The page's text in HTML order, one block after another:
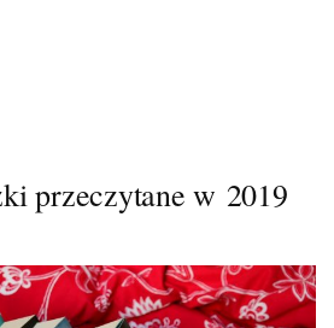
przeczytane w 2019